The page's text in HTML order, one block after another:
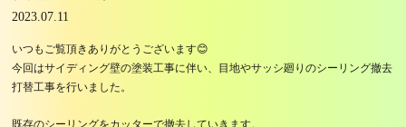
2023.07.11
いつもご覧頂きありがとうございます😊
今回はサイディング壁の塗装工事に伴い、目地やサッシ廻りのシーリング撤去
打替工事を行いました。
既存のシーリングをカッターで撤去していきます。